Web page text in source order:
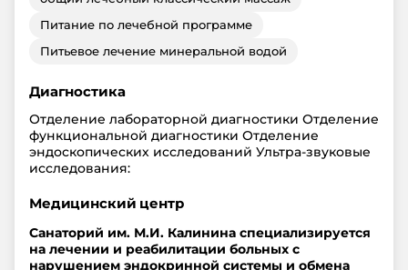
Питание по лечебной программе
Питьевое лечение минеральной водой
Диагностика
Отделение лабораторной диагностики Отделение
функциональной диагностики Отделение
эндоскопических исследований Ультра-звуковые
исследования:
Медицинский центр
Санаторий им. М.И. Калинина специализируется
на лечении и реабилитации больных с
нарушением эндокринной системы и обмена